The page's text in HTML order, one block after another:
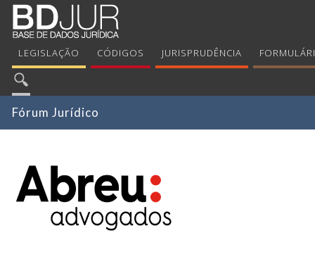
LEGISLAÇÃO CÓDIGOS JURISPRUDÊNCIA
Fórum Jurídico